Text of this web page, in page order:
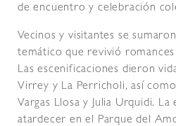
de encuentro y celebración
Vecinos y visitantes se
temático que revivió
Las escenificaciones dieron
Virrey y La Perricholi, así
Vargas Llosa y Julia Urquidi.
atardecer en el Parque del